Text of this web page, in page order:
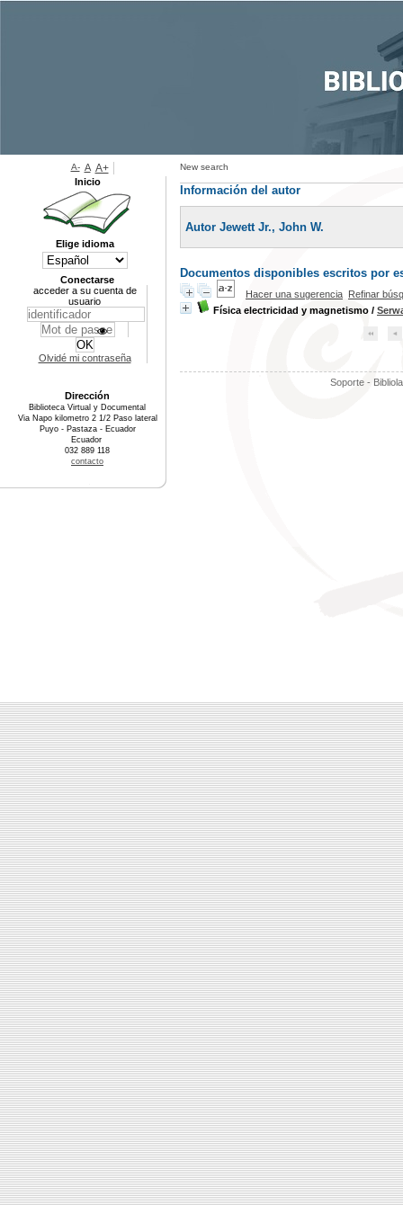
New search
Información del autor
Autor Jewett Jr., John W.
Documentos disponibles escritos por
Hacer una sugerencia Refinar
Física electricidad y magnetismo /
Soporte -
A- A A+
Inicio
Elige idioma
Conectarse
acceder a su cuenta de
usuario
Olvidé mi contraseña
Dirección
Biblioteca Virtual y Documental
Via Napo kilometro 2 1/2 Paso lateral
Puyo - Pastaza - Ecuador
Ecuador
032 889 118
contacto